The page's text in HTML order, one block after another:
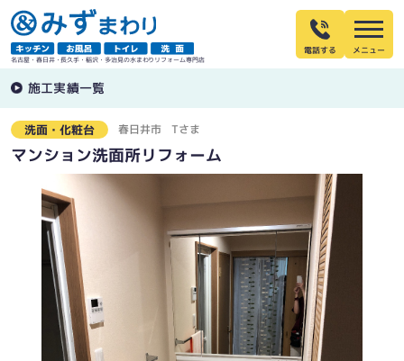
名古屋・春日井・長久手・稲沢・多治見の水まわりリフォーム専門店
電話する
施工実績一覧
洗面・化粧台 春日井市 Tさま
マンション洗面所リフォーム